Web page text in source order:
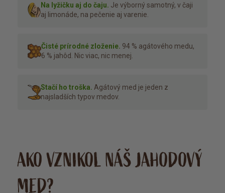
Na lyžičku aj do čaju. Je výborný samotný, v čaji
aj limonáde, na pečenie aj varenie.
Čisté prírodné zloženie. 94 % agátového medu,
6 % jahôd. Nic viac, nic menej.
Stačí ho troška. Agátový med je jeden z
najsladších typov medov.
AKO VZNIKOL NÁŠ JAHODOVÝ
MED?